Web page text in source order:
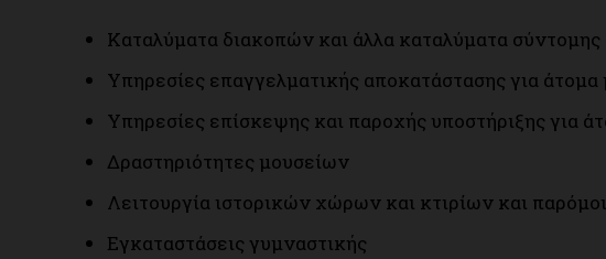
Καταλύματα διακοπών και άλλα καταλύματα σύντομης
Υπηρεσίες επαγγελματικής αποκατάστασης για άτομα
Υπηρεσίες επίσκεψης και παροχής υποστήριξης για
Δραστηριότητες μουσείων
Λειτουργία ιστορικών χώρων και κτιρίων και
Εγκαταστάσεις γυμναστικής